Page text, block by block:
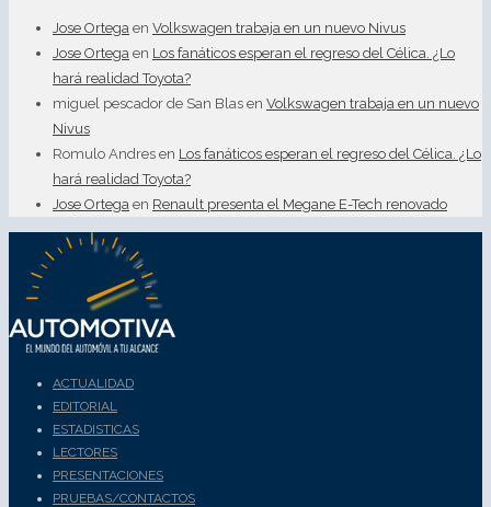
Jose Ortega en Volkswagen trabaja en un nuevo Nivus
Jose Ortega en Los fanáticos esperan el regreso del Célica. ¿Lo
hará realidad Toyota?
miguel pescador de San Blas en Volkswagen trabaja en un nuevo
Nivus
Romulo Andres en Los fanáticos esperan el regreso del Célica. ¿Lo
hará realidad Toyota?
Jose Ortega en Renault presenta el Megane E-Tech renovado
ACTUALIDAD
EDITORIAL
ESTADISTICAS
LECTORES
PRESENTACIONES
PRUEBAS/CONTACTOS